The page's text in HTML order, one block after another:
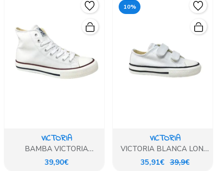
VICTORIA
BAMBA VICTORIA
ABOTINADA BASICA
39,90€
10%
VICTORIA
VICTORIA BLANCA LONA
DE VELCRO
35,91€ 39,9€